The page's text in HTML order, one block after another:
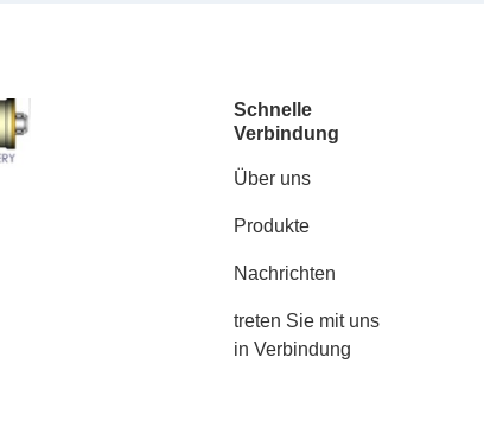
Schnelle
Verbindung
Über uns
Produkte
Nachrichten
treten Sie mit uns
in Verbindung